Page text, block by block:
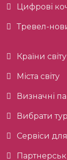
Цифрові
Тревел-
Країни світу
Міста світу
Визначні
Вибрати тур
Сервіси